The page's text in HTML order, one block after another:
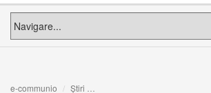
e-communio Știri